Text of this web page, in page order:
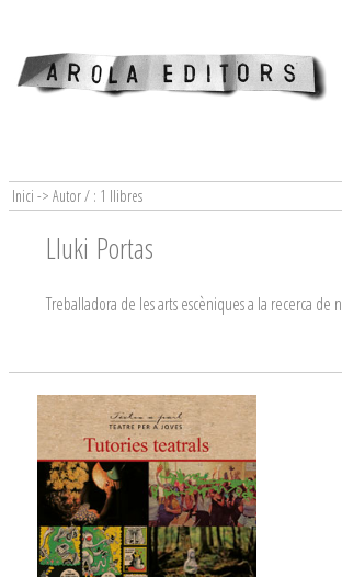
Inici -> Autor / : 1 llibres
Lluki Portas
Treballadora de les arts escèniques a la recerca de